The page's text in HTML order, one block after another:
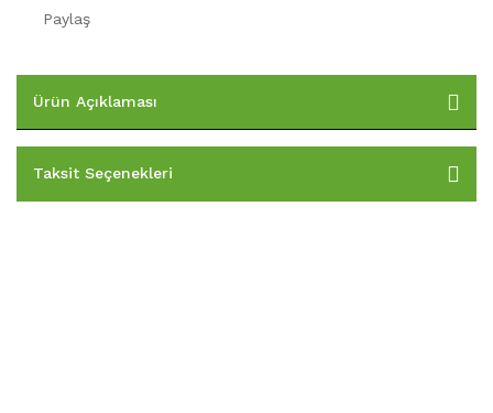
Paylaş
Ürün Açıklaması
Taksit Seçenekleri